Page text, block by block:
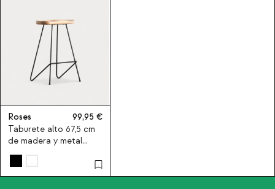
Roses
99,95
Taburete alto 67,5 cm
de madera y metal
Roses